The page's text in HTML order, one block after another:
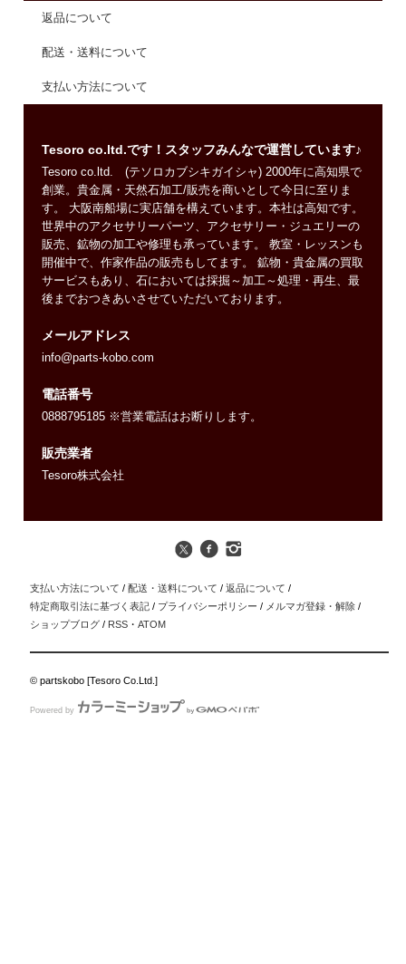
返品について
配送・送料について
支払い方法について
Tesoro co.ltd.です！スタッフみんなで運営しています♪
Tesoro co.ltd. (テソロカブシキガイシャ) 2000年に高知県で
創業。貴金属・天然石加工/販売を商いとして今日に至りま
す。 大阪南船場に実店舗を構えています。本社は高知です。
世界中のアクセサリーパーツ、アクセサリー・ジュエリーの
販売、鉱物の加工や修理も承っています。 教室・レッスンも
開催中で、作家作品の販売もしてます。 鉱物・貴金属の買取
サービスもあり、石においては採掘～加工～処理・再生、最
後までおつきあいさせていただいております。
メールアドレス
info@parts-kobo.com
電話番号
0888795185 ※営業電話はお断りします。
販売業者
Tesoro株式会社
支払い方法について / 配送・送料について / 返品について /
特定商取引法に基づく表記 / プライバシーポリシー / メルマガ登録・解除 /
ショップブログ / RSS ・ATOM
© partskobo [Tesoro Co.Ltd.]
Powered by